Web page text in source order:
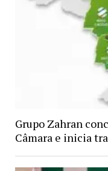
Grupo Zahran
Câmara e inicia